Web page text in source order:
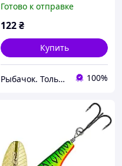
Готово к отправке
122₴
Купить
Рыбачок. Только проверенные снасти. 100%